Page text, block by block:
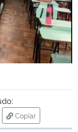
Copiar
para área de